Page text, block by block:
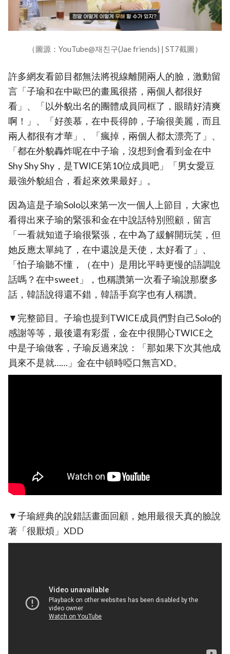
（圖源：YouTube@재친구(Jae friends) | ST7截圖）
許多網友看節目都無法將視線離開兩人的臉，激動留
言「子瑜和在中歐巴的畫風很搭，兩個人都很好
看」、「以外貌出名的團體成員同框了，眼睛好清爽
啊！」、「好羨慕，在中長得帥，子瑜很美麗，而且
兩人都很有才華」、「瘋掉，兩個人都太漂亮了」、
「都在外貌轟炸呢在中子瑜，沒想到會看到金在中
Shy Shy Shy，是TWICE第10位成員吧」「男女愛豆
最強外貌組合，看起來效果最好」。
因為這是子瑜Solo以來第一次一個人上節目，大家也
看得出來子瑜的緊張和金在中說話特別照顧，留言
「一看就知道子瑜很緊張，在中為了緩解開玩笑，但
她反應太單純了，在中還說是天使，太好看了」、
「怕子瑜聽不懂，（在中）是用比平時更慢的語調說
話嗎？在中sweet」，也稱讚第一次看子瑜說那麼多
話，韓語說得還不錯，韓語手寫字也有人稱讚。
▼完整節目。子瑜也提到TWICE成員們對自己Solo的
感謝等等，最後還有彩蛋，金在中很開心TWICE之
中是子瑜做客，子瑜反過來說：「那如果下次其他成
員來不是就……」金在中頓時啞口無言XD。
▼子瑜經典的說錯話畫面回顧，她用最很天真的臉說
著「很厭煩」XDD